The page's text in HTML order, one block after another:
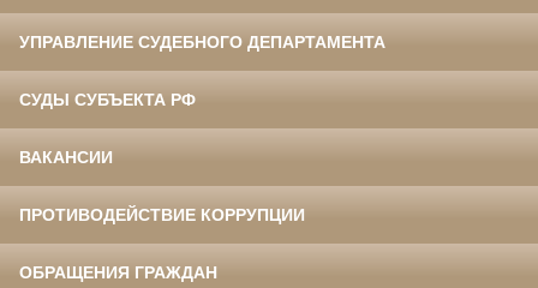
УПРАВЛЕНИЕ СУДЕБНОГО ДЕПАРТАМЕНТА
СУДЫ СУБЪЕКТА РФ
ВАКАНСИИ
ПРОТИВОДЕЙСТВИЕ КОРРУПЦИИ
ОБРАЩЕНИЯ ГРАЖДАН